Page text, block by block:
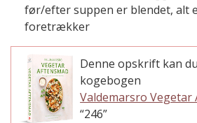
før/efter suppen er blendet, alt
foretrækker
Denne opskrift kan
kogebogen
Valdemarsro Vegetar
“246”